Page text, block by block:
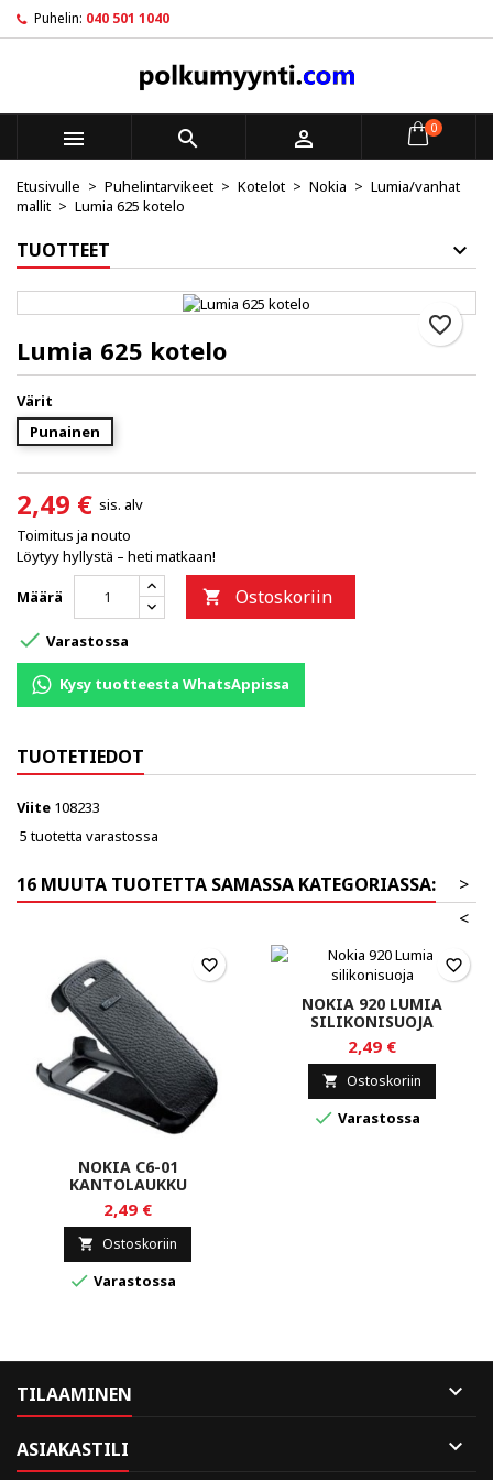
Puhelin: 040 501 1040
   0
Etusivulle Puhelintarvikeet Kotelot Nokia
Lumia/vanhat
mallit
Lumia 625 kotelo
TUOTTEET
Lumia 625 kotelo
Värit
Punainen
2,49 € sis. alv
Toimitus ja nouto
Löytyy hyllystä – heti matkaan!
Määrä  Ostoskoriin
favorite_border
 Varastossa
Kysy tuotteesta WhatsAppissa
TUOTETIEDOT
Viite 108233
5 tuotetta varastossa
16 MUUTA TUOTETTA SAMASSA KATEGORIASSA:
>
<
NOKIA C6-01
KANTOLAUKKU
2,49 €
 Ostoskoriin
 Varastossa
favorite_border
NOKIA 920 LUMIA
SILIKONISUOJA
2,49 €
 Ostoskoriin
 Varastossa
favorite_border
TILAAMINEN 
ASIAKASTILI 
My wishlists ×
Create new list
Luo toivelista ×
Toivelistan nimi
Kirjaudu sisään ×
Sinun pitää olla kirjautunut jotta voit lisätä tuotteita
toivelistalle.
Peruuta Kirjaudu sisään